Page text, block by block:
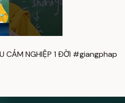
CẢM NGHIỆP 1 ĐỜI #giangphap